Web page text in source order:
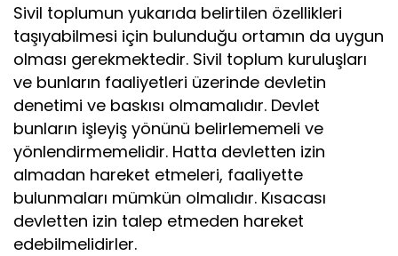
Sivil toplumun yukarıda belirtilen özellikleri
taşıyabilmesi için bulunduğu ortamın da uygun
olması gerekmektedir. Sivil toplum kuruluşları
ve bunların faaliyetleri üzerinde devletin
denetimi ve baskısı olmamalıdır. Devlet
bunların işleyiş yönünü belirlememeli ve
yönlendirmemelidir. Hatta devletten izin
almadan hareket etmeleri, faaliyette
bulunmaları mümkün olmalıdır. Kısacası
devletten izin talep etmeden hareket
edebilmelidirler.